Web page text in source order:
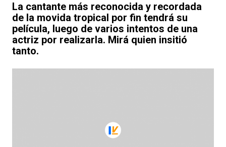
La cantante más reconocida y recordada
de la movida tropical por fin tendrá su
película, luego de varios intentos de una
actriz por realizarla. Mirá quien insitió
tanto.